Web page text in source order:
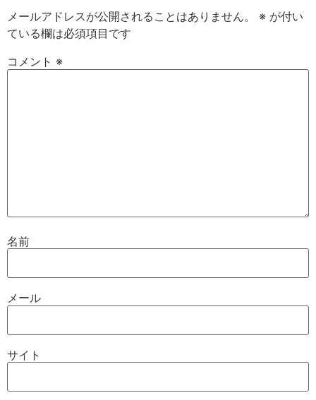
メールアドレスが公開されることはありません。 ※ が付い
ている欄は必須項目です
コメント ※
名前
メール
サイト